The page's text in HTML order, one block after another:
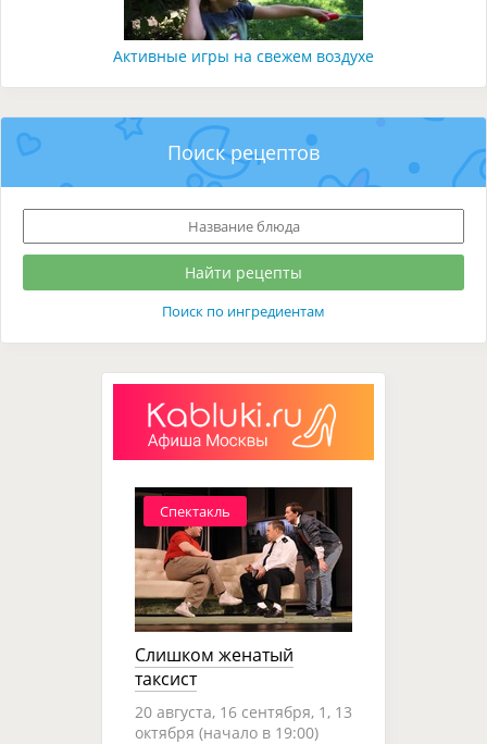
Активные игры на свежем воздухе
Поиск рецептов
Поиск по ингредиентам
Спектакль
Слишком женатый
таксист
20 августа, 16 сентября, 1, 13
октября (начало в 19:00)